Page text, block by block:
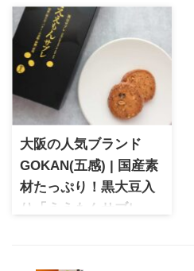
柳月 三方六 濃い白小割を実食
レビュー。ホワイトチョコレ
ートを贅沢に使用した冬季限
定のバウムクーヘンです。食
べやすい個包装タイプで、濃
厚なミルクのコクが楽しめる
味わいを実際に食べた感想と
ともにご紹介します。
大阪の人気ブランド
GOKAN(五感) | 国産素
材たっぷり！黒大豆入
り「ええもんサブレ」